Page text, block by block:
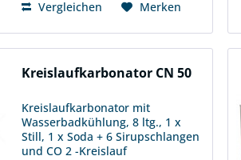
Vergleichen Merken
Kreislaufkarbonator CN 50
Kreislaufkarbonator mit
Wasserbadkühlung, 8 ltg., 1 x
Still, 1 x Soda + 6 Sirupschlangen
und CO 2 -Kreislauf